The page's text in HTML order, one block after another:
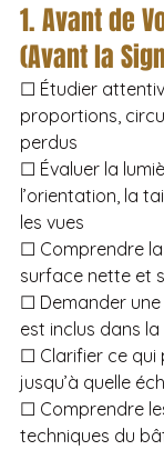
1. Avant de
(Avant la
☐ Étudier
proportions,
perdus
☐ Évaluer la
l’orientation, la
les vues
☐ Comprendre
surface nette et
☐ Demander
est inclus dans
☐ Clarifier ce qui
jusqu’à quelle
☐ Comprendre
techniques du